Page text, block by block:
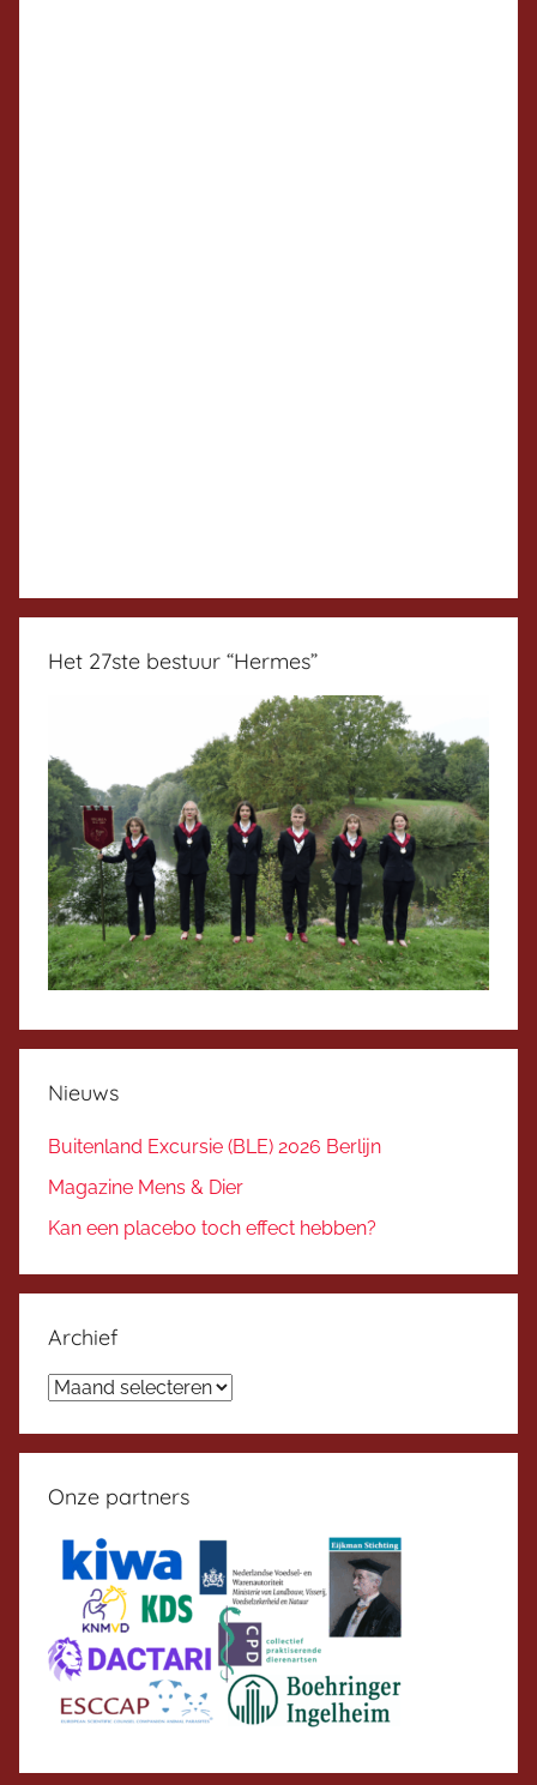
Het 27ste bestuur “Hermes”
Nieuws
Buitenland Excursie (BLE) 2026 Berlijn
Magazine Mens & Dier
Kan een placebo toch effect hebben?
Archief
Archief
Onze partners